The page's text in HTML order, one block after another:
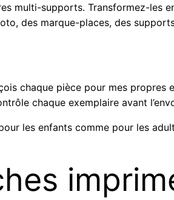
multi-supports. Transformez-les
des marque-places, des
chaque pièce pour mes propres
chaque exemplaire avant
les enfants comme pour les